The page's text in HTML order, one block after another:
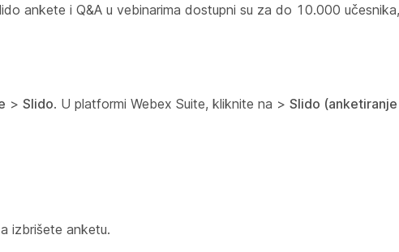
ankete i Q&A u vebinarima dostupni su za do 10.000
> Slido. U platformi Webex Suite, kliknite na > Slido (anketiranje
izbrišete anketu.